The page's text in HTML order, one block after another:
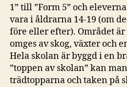
1” till ”Form 5” och
vara i åldrarna 14-19 (om
före eller efter). Området
omges av skog, växter och
Hela skolan är byggd i en
”toppen av skolan” kan
trädtopparna och taken på